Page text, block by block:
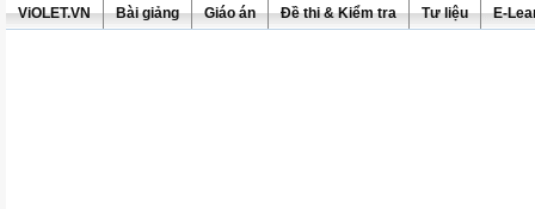
ViOLET.VN Bài giảng Giáo án Đề thi & Kiểm tra Tư liệu E-